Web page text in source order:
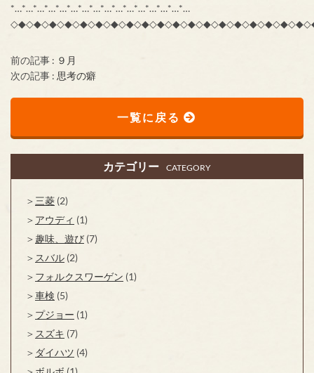
*…*…*…*…*…*…*…*…*…*…*…*…*…*…*…*…
前の記事 : ９月
次の記事 : 思考の癖
一覧に戻る
カテゴリー CATEGORY
三菱 (2)
アウディ (1)
趣味、遊び (7)
スバル (2)
フォルクスワーゲン (1)
車検 (5)
プジョー (1)
スズキ (7)
ダイハツ (4)